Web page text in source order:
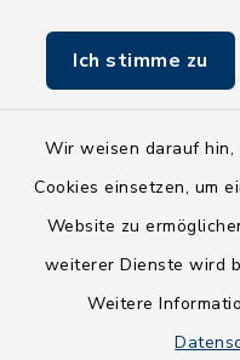
Ich stimme zu
Wir weisen darauf
Cookies einsetzen, um
Website zu
weiterer Dienste wird
Weitere
Fundbüro